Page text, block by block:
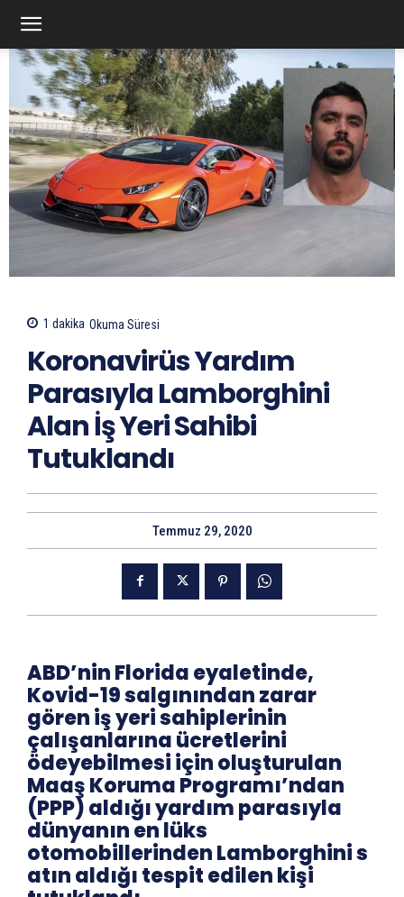
1 dakika Okuma Süresi
Koronavirüs Yardım
Parasıyla Lamborghini
Alan İş Yeri Sahibi
Tutuklandı
Temmuz 29, 2020
ABD’nin Florida eyaletinde,
Kovid-19 salgınından zarar
gören iş yeri sahiplerinin
çalışanlarına ücretlerini
ödeyebilmesi için oluşturulan
Maaş Koruma Programı’ndan
(PPP) aldığı yardım parasıyla
dünyanın en lüks
otomobillerinden Lamborghini s
atın aldığı tespit edilen kişi